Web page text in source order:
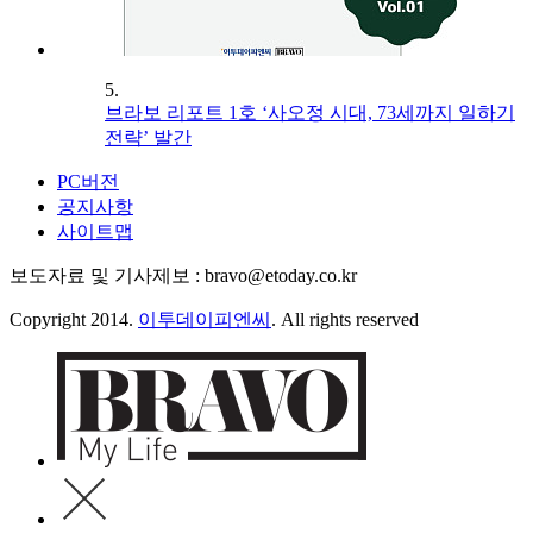
5.
브라보 리포트 1호 ‘사오정 시대, 73세까지 일하기
전략’ 발간
PC버전
공지사항
사이트맵
보도자료 및 기사제보 : bravo@etoday.co.kr
Copyright 2014. 이투데이피엔씨 . All rights reserved